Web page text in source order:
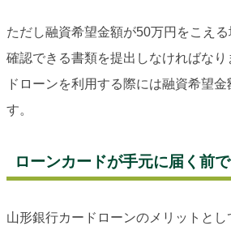
ただし融資希望金額が50万円をこえ
確認できる書類を提出しなければな
ドローンを利用する際には融資希望
す。
ローンカードが手元に届く前
山形銀行カードローンのメリットと